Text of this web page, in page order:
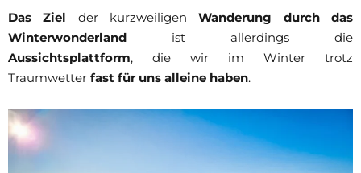
Das Ziel der kurzweiligenWanderung durch das
Winterwonderland ist allerdings die
Aussichtsplattform, die wir im Winter trotz
Traumwetter fast für uns alleine haben.